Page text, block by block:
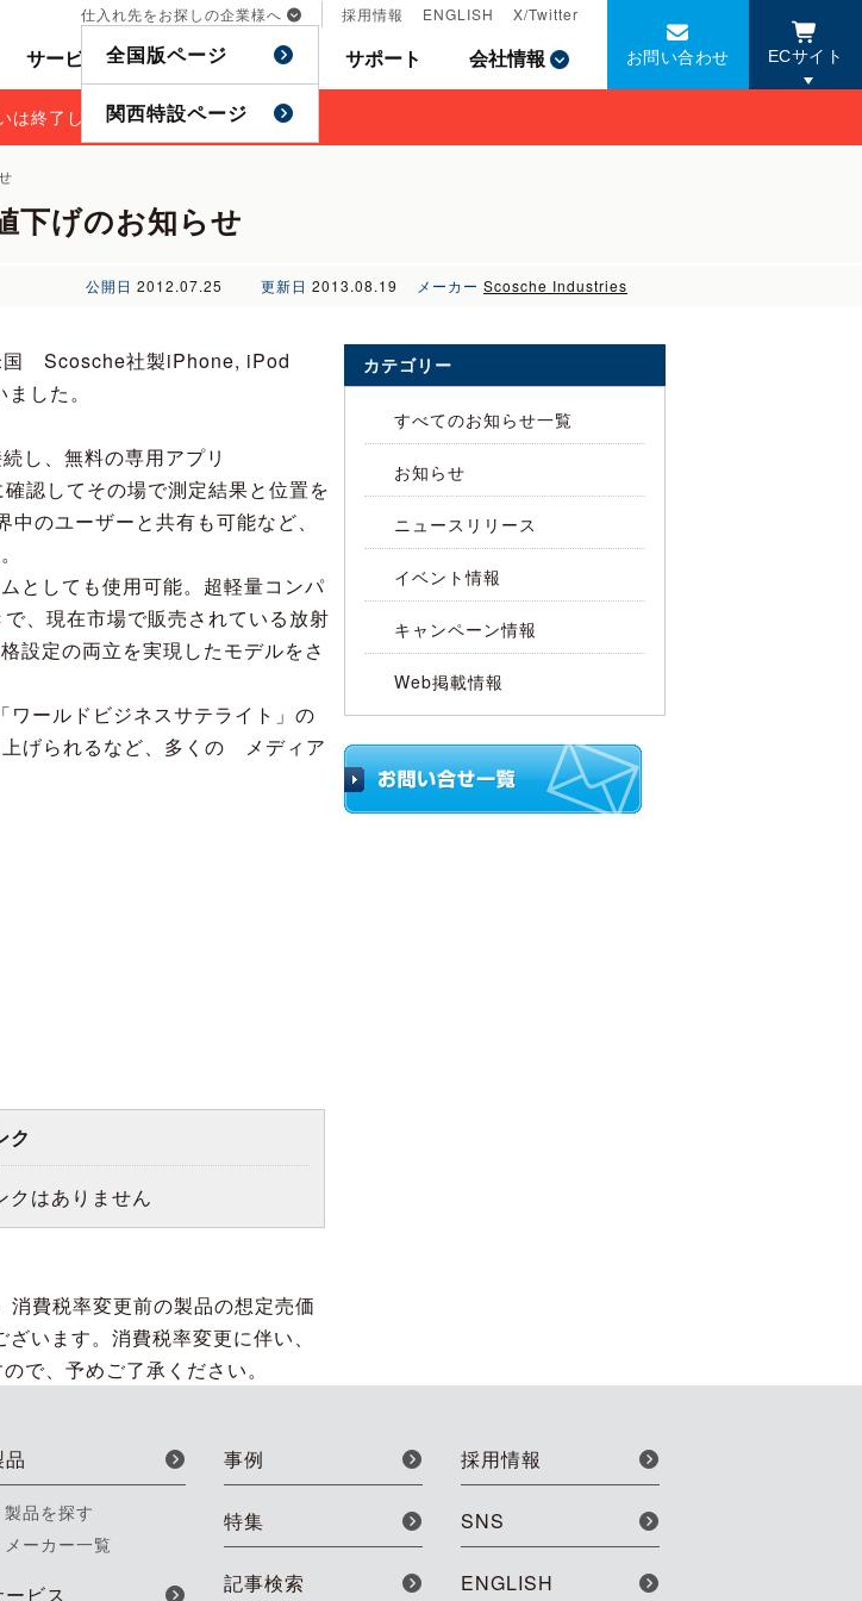
サービス 事例 特集 サポート 会社情報
仕入れ先をお探しの企業様へ
全国版ページ
関西特設ページ
採用情報 ENGLISH X/Twitter
お問い合わせ ECサイト
は終了しております。
げのお知らせ
公開日 2012.07.25 更新日 2013.08.19 メーカー Scosche Industries
サービス 事例 特集 サポート 会社情報
仕入れ先をお探しの企業様へ
全国版ページ
関西特設ページ
採用情報 ENGLISH X/Twitter
お問い合わせ ECサイト
は終了しております。
国 Scosche社製iPhone, iPod
した。
し、無料の専用アプリ
認してその場で測定結果と位置を
中のユーザーと共有も可能など、
としても使用可能。超軽量コンパ
、現在市場で販売されている放射
設定の両立を実現したモデルをさ
ールドビジネスサテライト」の
げられるなど、多くの メディア
ク
クはありません
費税率変更前の製品の想定売価
います。消費税率変更に伴い、
で、予めご了承ください。
カテゴリー
すべてのお知らせ一覧
お知らせ
ニュースリリース
イベント情報
キャンペーン情報
Web掲載情報
品
製品を探す
メーカー一覧
ービス
事例
特集
記事検索
採用情報
SNS
ENGLISH